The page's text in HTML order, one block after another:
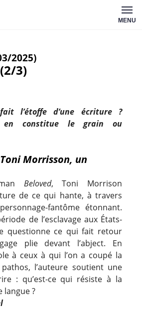
MENU
2025)
3)
l’étoffe d’une écriture ?
en constitue le grain ou
Morrisson, un
Beloved, Toni Morrison
de ce qui hante, à travers
fantôme étonnant.
de l’esclavage aux États-
questionne ce qui fait retour
plie devant l’abject. En
à ceux à qui l’on a coupé la
l’auteure soutient une
: qu’est-ce qui résiste à la
langue ?